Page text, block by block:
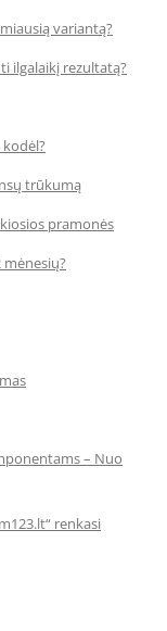
variantą?
ilgalaikį rezultatą?
trūkumą
pramonės
– Nuo
renkasi